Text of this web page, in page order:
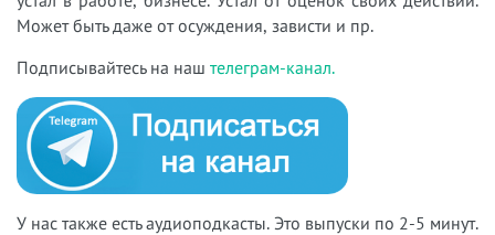
Может быть даже от осуждения, зависти и пр.
Подписывайтесь на наш телеграм-канал.
У нас также есть аудиоподкасты. Это выпуски по 2-5 минут.